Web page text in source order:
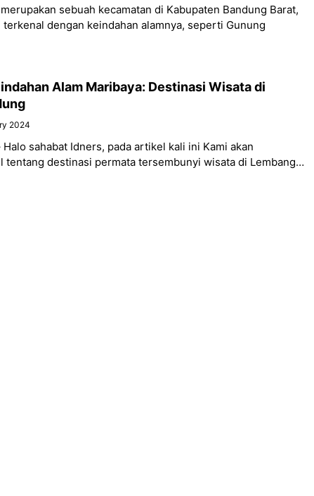
sebuah kecamatan di Kabupaten Bandung Barat,
dengan keindahan alamnya, seperti Gunung
Alam Maribaya: Destinasi Wisata di
2024
sahabat Idners, pada artikel kali ini Kami akan
tentang destinasi permata tersembunyi wisata di Lembang